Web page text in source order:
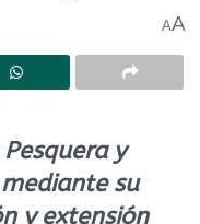
AA
y
su
y extensión